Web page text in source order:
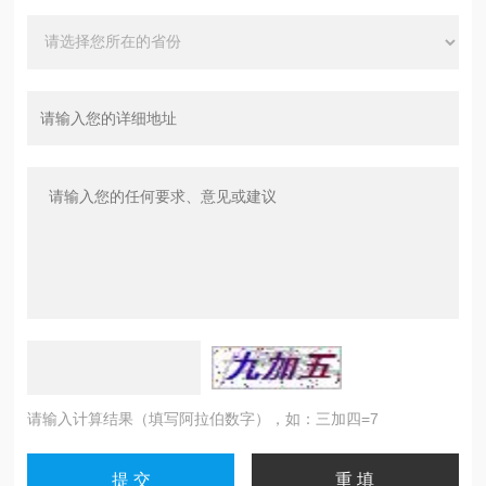
请输入计算结果（填写阿拉伯数字），如：三加四=7